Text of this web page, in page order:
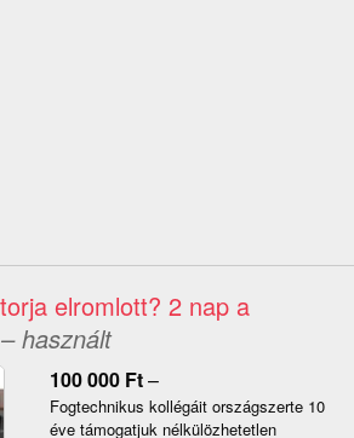
elromlott? 2 nap a
– használt
100 000 Ft–
Fogtechnikus kollégáit országszerte 10
éve támogatjuk nélkülözhetetlen